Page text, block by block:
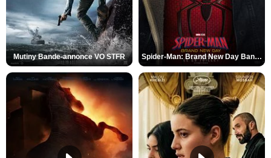
Mutiny Bande-annonce VO STFR Spider-Man: Brand New Day Bande-annonce VO STFR